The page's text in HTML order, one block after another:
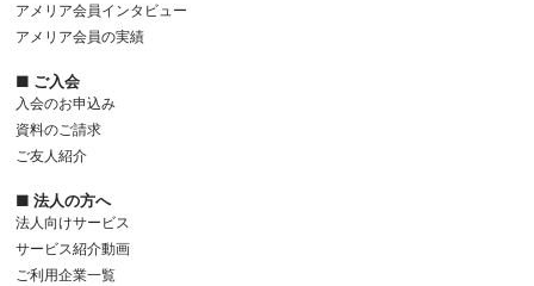
アメリア会員インタビュー
アメリア会員の実績
■ ご入会
入会のお申込み
資料のご請求
ご友人紹介
■ 法人の方へ
法人向けサービス
サービス紹介動画
ご利用企業一覧